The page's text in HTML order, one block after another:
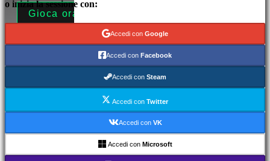
Gioca ora!
o inizia la sessione con:
Accedi con Google
Accedi con Facebook
Accedi con Steam
Accedi conTwitter
Accedi con VK
Accedi con Microsoft